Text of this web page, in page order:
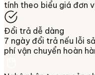
tính theo biểu giá đơn
Đổi trả dễ dàng
7 ngày đổi trả nếu lỗi
phí vận chuyển hoàn